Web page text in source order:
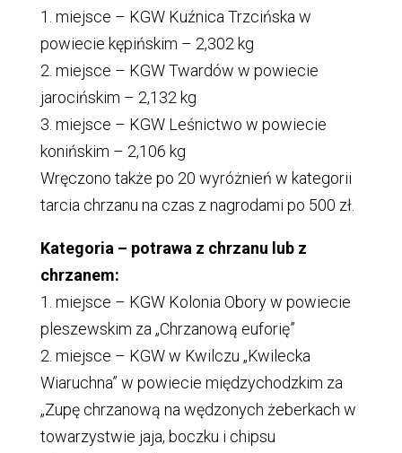
1. miejsce – KGW Kuźnica Trzcińska w
powiecie kępińskim – 2,302 kg
2. miejsce – KGW Twardów w powiecie
jarocińskim – 2,132 kg
3. miejsce – KGW Leśnictwo w powiecie
konińskim – 2,106 kg
Wręczono także po 20 wyróżnień w kategorii
tarcia chrzanu na czas z nagrodami po 500 zł.
Kategoria – potrawa z chrzanu lub z
chrzanem:
1. miejsce – KGW Kolonia Obory w powiecie
pleszewskim za „Chrzanową euforię”
2. miejsce – KGW w Kwilczu „Kwilecka
Wiaruchna” w powiecie międzychodzkim za
„Zupę chrzanową na wędzonych żeberkach w
towarzystwie jaja, boczku i chipsu